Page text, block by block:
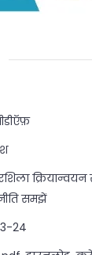
क्रियान्वयन
समझें
24